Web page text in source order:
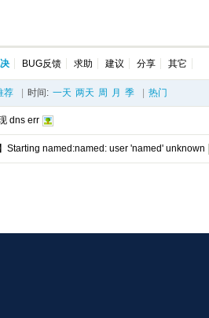
BUG反馈 求助 建议 分享 其它
荐 时间: 一天 两天 周 月 季 热门
dns err
】Starting named:named: user 'named' unknown